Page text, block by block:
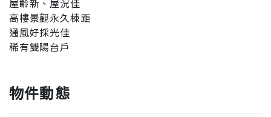
屋齡新、屋況佳
高樓景觀永久棟距
通風好採光佳
物件動態